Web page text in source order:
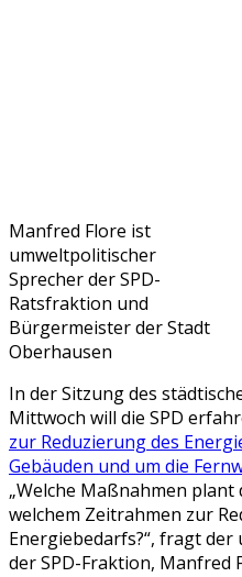
Manfred Flore ist
umweltpolitischer
Sprecher der SPD-
Ratsfraktion und
Bürgermeister der Stadt
Oberhausen
In der Sitzung des
Mittwoch will die SPD
zur Reduzierung des
Gebäuden und um die
„Welche Maßnahmen
welchem Zeitrahmen zur
Energiebedarfs?“, fragt
der SPD-Fraktion, Manfred